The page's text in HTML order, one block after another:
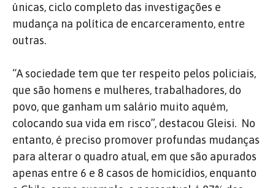
únicas, ciclo completo das investigações e
mudança na política de encarceramento, entre
outras.
“A sociedade tem que ter respeito pelos policiais,
que são homens e mulheres, trabalhadores, do
povo, que ganham um salário muito aquém,
colocando sua vida em risco”, destacou Gleisi. No
entanto, é preciso promover profundas mudanças
para alterar o quadro atual, em que são apurados
apenas entre 6 e 8 casos de homicídios, enquanto